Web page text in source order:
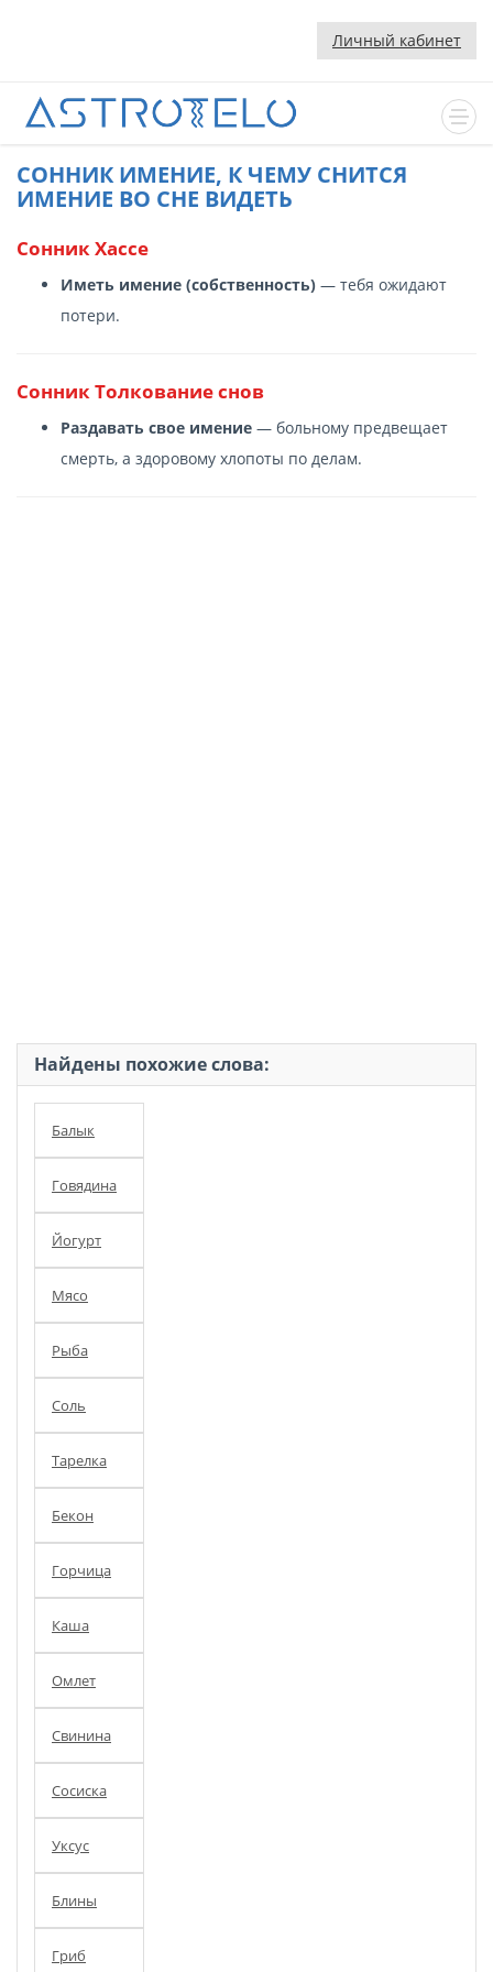
Личный кабинет
CОННИК ИМЕНИЕ, К ЧЕМУ СНИТСЯ
ИМЕНИЕ ВО СНЕ ВИДЕТЬ
Сонник Хассе
Иметь имение (собственность) — тебя ожидают
потери.
Cонник Толкование снов
Раздавать свое имение — больному предвещает
смерть, а здоровому хлопоты по делам.
Найдены похожие слова:
Балык
Говядина
Йогурт
Мясо
Рыба
Соль
Тарелка
Бекон
Горчица
Каша
Омлет
Свинина
Сосиска
Уксус
Блины
Гриб